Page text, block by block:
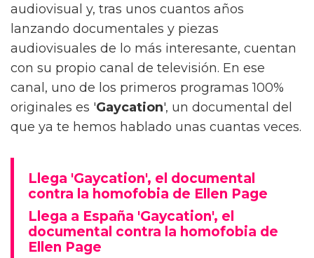
audiovisual y, tras unos cuantos años
lanzando documentales y piezas
audiovisuales de lo más interesante, cuentan
con su propio canal de televisión. En ese
canal, uno de los primeros programas 100%
originales es 'Gaycation', un documental del
que ya te hemos hablado unas cuantas veces.
Llega 'Gaycation', el documental
contra la homofobia de Ellen Page
Llega a España 'Gaycation', el
documental contra la homofobia de
Ellen Page